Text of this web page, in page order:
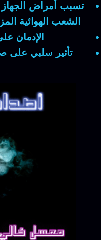
تسبب أمراض الجهاز
الشعب الهوائية
الإدمان
تأثير سلبي على